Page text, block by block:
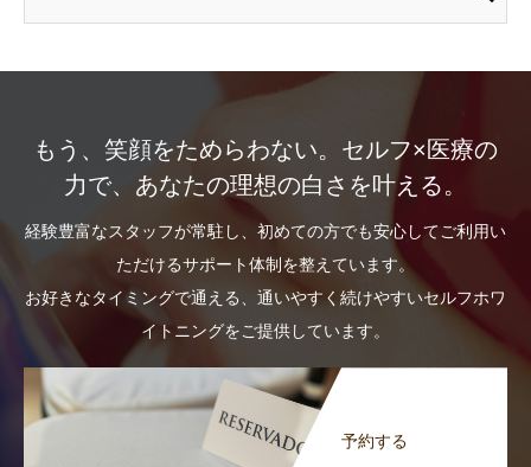
もう、笑顔をためらわない。セルフ×医療の
力で、あなたの理想の白さを叶える。
経験豊富なスタッフが常駐し、初めての方でも安心してご利用い
ただけるサポート体制を整えています。
お好きなタイミングで通える、通いやすく続けやすいセルフホワ
イトニングをご提供しています。
予約する